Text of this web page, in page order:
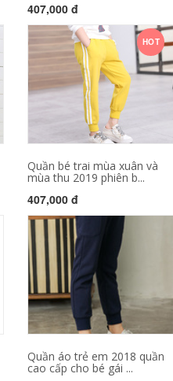
407,000 đ
HOT
Quần bé trai mùa xuân và
mùa thu 2019 phiên b...
407,000 đ
Quần áo trẻ em 2018 quần
cao cấp cho bé gái ...